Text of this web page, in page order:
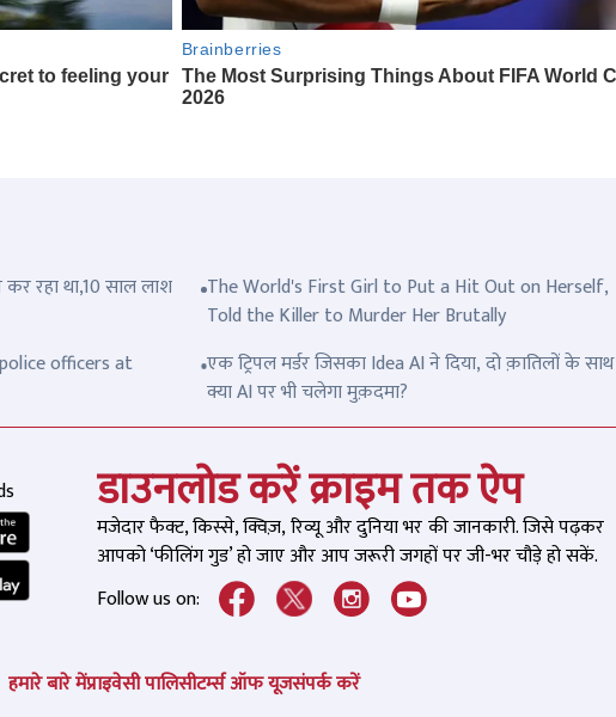
रहा था,10 साल लाश
The World's First Girl to Put a Hit Out on Herself,
Told the Killer to Murder Her Brutally
officers at
एक ट्रिपल मर्डर जिसका Idea AI ने दिया, दो क़ातिलों के साथ
क्या AI पर भी चलेगा मुक़दमा?
डाउनलोड करें क्राइम तक ऐप
मजेदार फैक्ट, किस्से, क्विज़, रिव्यू और दुनिया भर की जानकारी. जिसे पढ़कर
आपको ‘फीलिंग गुड’ हो जाए और आप जरूरी जगहों पर जी-भर चौड़े हो सकें.
Follow us on:
हमारे बारे मेंप्राइवेसी पालिसीटर्म्स ऑफ यूजसंपर्क करें